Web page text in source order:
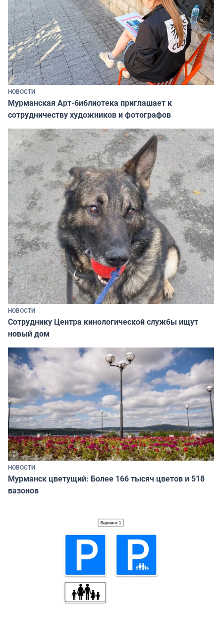
НОВОСТИ
Мурманская Арт-библиотека приглашает к
сотрудничеству художников и фотографов
НОВОСТИ
Сотруднику Центра кинологической службы ищут
новый дом
НОВОСТИ
Мурманск цветущий: Более 166 тысяч цветов и 518
вазонов